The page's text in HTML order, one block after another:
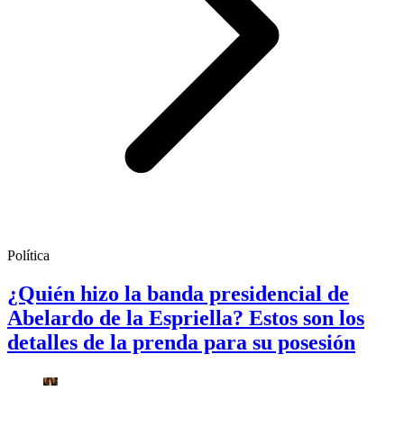
Política
¿Quién hizo la banda presidencial de
Abelardo de la Espriella? Estos son los
detalles de la prenda para su posesión